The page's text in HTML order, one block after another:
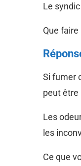
Le
Que
Si fumer
peut être
Les
les
Ce que